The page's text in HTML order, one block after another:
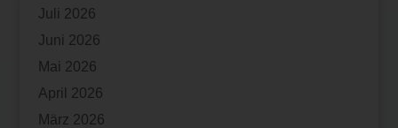
Juli 2026
Juni 2026
Mai 2026
April 2026
März 2026